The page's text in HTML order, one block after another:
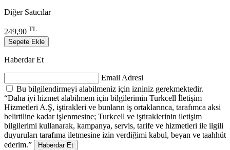
Diğer Satıcılar
249,90 TL
Sepete Ekle
Haberdar Et
Email Adresi
Bu bilgilendirmeyi alabilmeniz için izniniz gerekmektedir.
“Daha iyi hizmet alabilmem için bilgilerimin Turkcell İletişim
Hizmetleri A.Ş, iştirakleri ve bunların iş ortaklarınca, tarafımca aksi
belirtiline kadar işlenmesine; Turkcell ve iştiraklerinin iletişim
bilgilerimi kullanarak, kampanya, servis, tarife ve hizmetleri ile ilgili
duyuruları tarafıma iletmesine izin verdiğimi kabul, beyan ve taahhüt
ederim.”
Haberdar Et